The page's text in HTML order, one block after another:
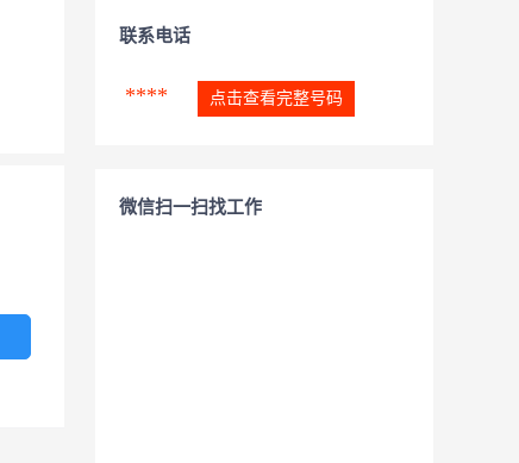
联系电话
**** 点击查看完整号码
微信扫一扫找工作